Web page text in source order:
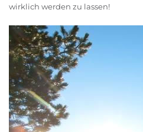
wirklich werden zu lassen!